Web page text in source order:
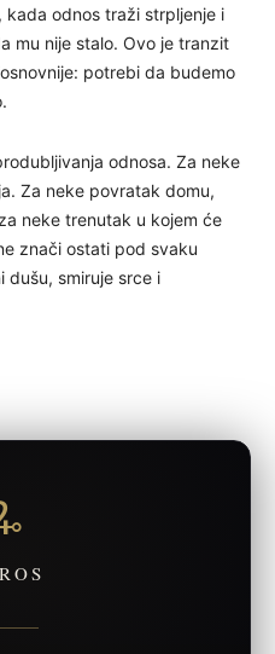
kada odnos traži strpljenje i
mu nije stalo. Ovo je tranzit
potrebi da budemo
odnosa. Za neke
Za neke povratak domu,
neke trenutak u kojem će
znači ostati pod svaku
dušu, smiruje srce i